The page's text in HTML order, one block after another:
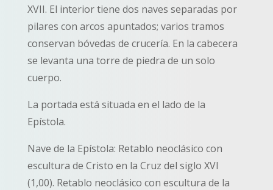
XVII. El interior tiene dos naves separadas por
pilares con arcos apuntados; varios tramos
conservan bóvedas de crucería. En la cabecera
se levanta una torre de piedra de un solo
cuerpo.
La portada está situada en el lado de la
Epístola.
Nave de la Epístola: Retablo neoclásico con
escultura de Cristo en la Cruz del siglo XVI
(1,00). Retablo neoclásico con escultura de la